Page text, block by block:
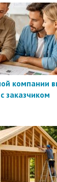
компании
заказчиком